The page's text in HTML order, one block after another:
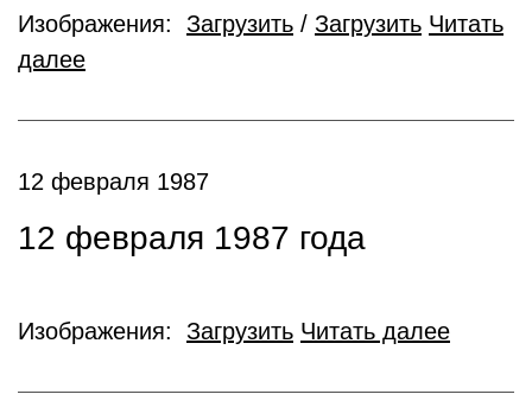
Изображения: Загрузить / Загрузить Читать
далее
12 февраля 1987
12 февраля 1987 года
Изображения: Загрузить Читать далее